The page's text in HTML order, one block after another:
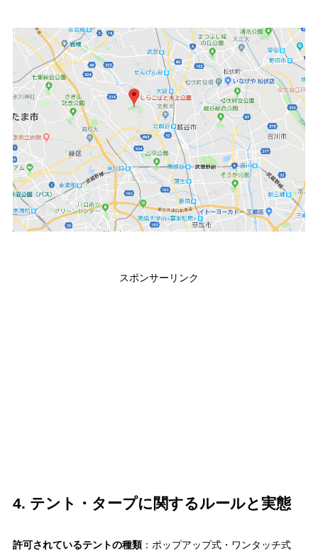
スポンサーリンク
4. テント・タープに関するルールと実態
許可されているテントの種類：ポップアップ式・ワンタッチ式